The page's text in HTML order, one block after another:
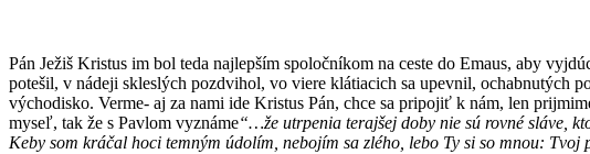
Pán Ježiš Kristus im bol teda najlepším spoločníkom na ceste do Emaus, aby
potešil, v nádeji skleslých pozdvihol, vo viere klátiacich sa upevnil, ochabnutých
východisko. Verme- aj za nami ide Kristus Pán, chce sa pripojiť k nám, len
myseľ, tak že s Pavlom vyznáme“…že utrpenia terajšej doby nie sú rovné sláve,
Keby som kráčal hoci temným údolím, nebojím sa zlého, lebo Ty si so mnou: